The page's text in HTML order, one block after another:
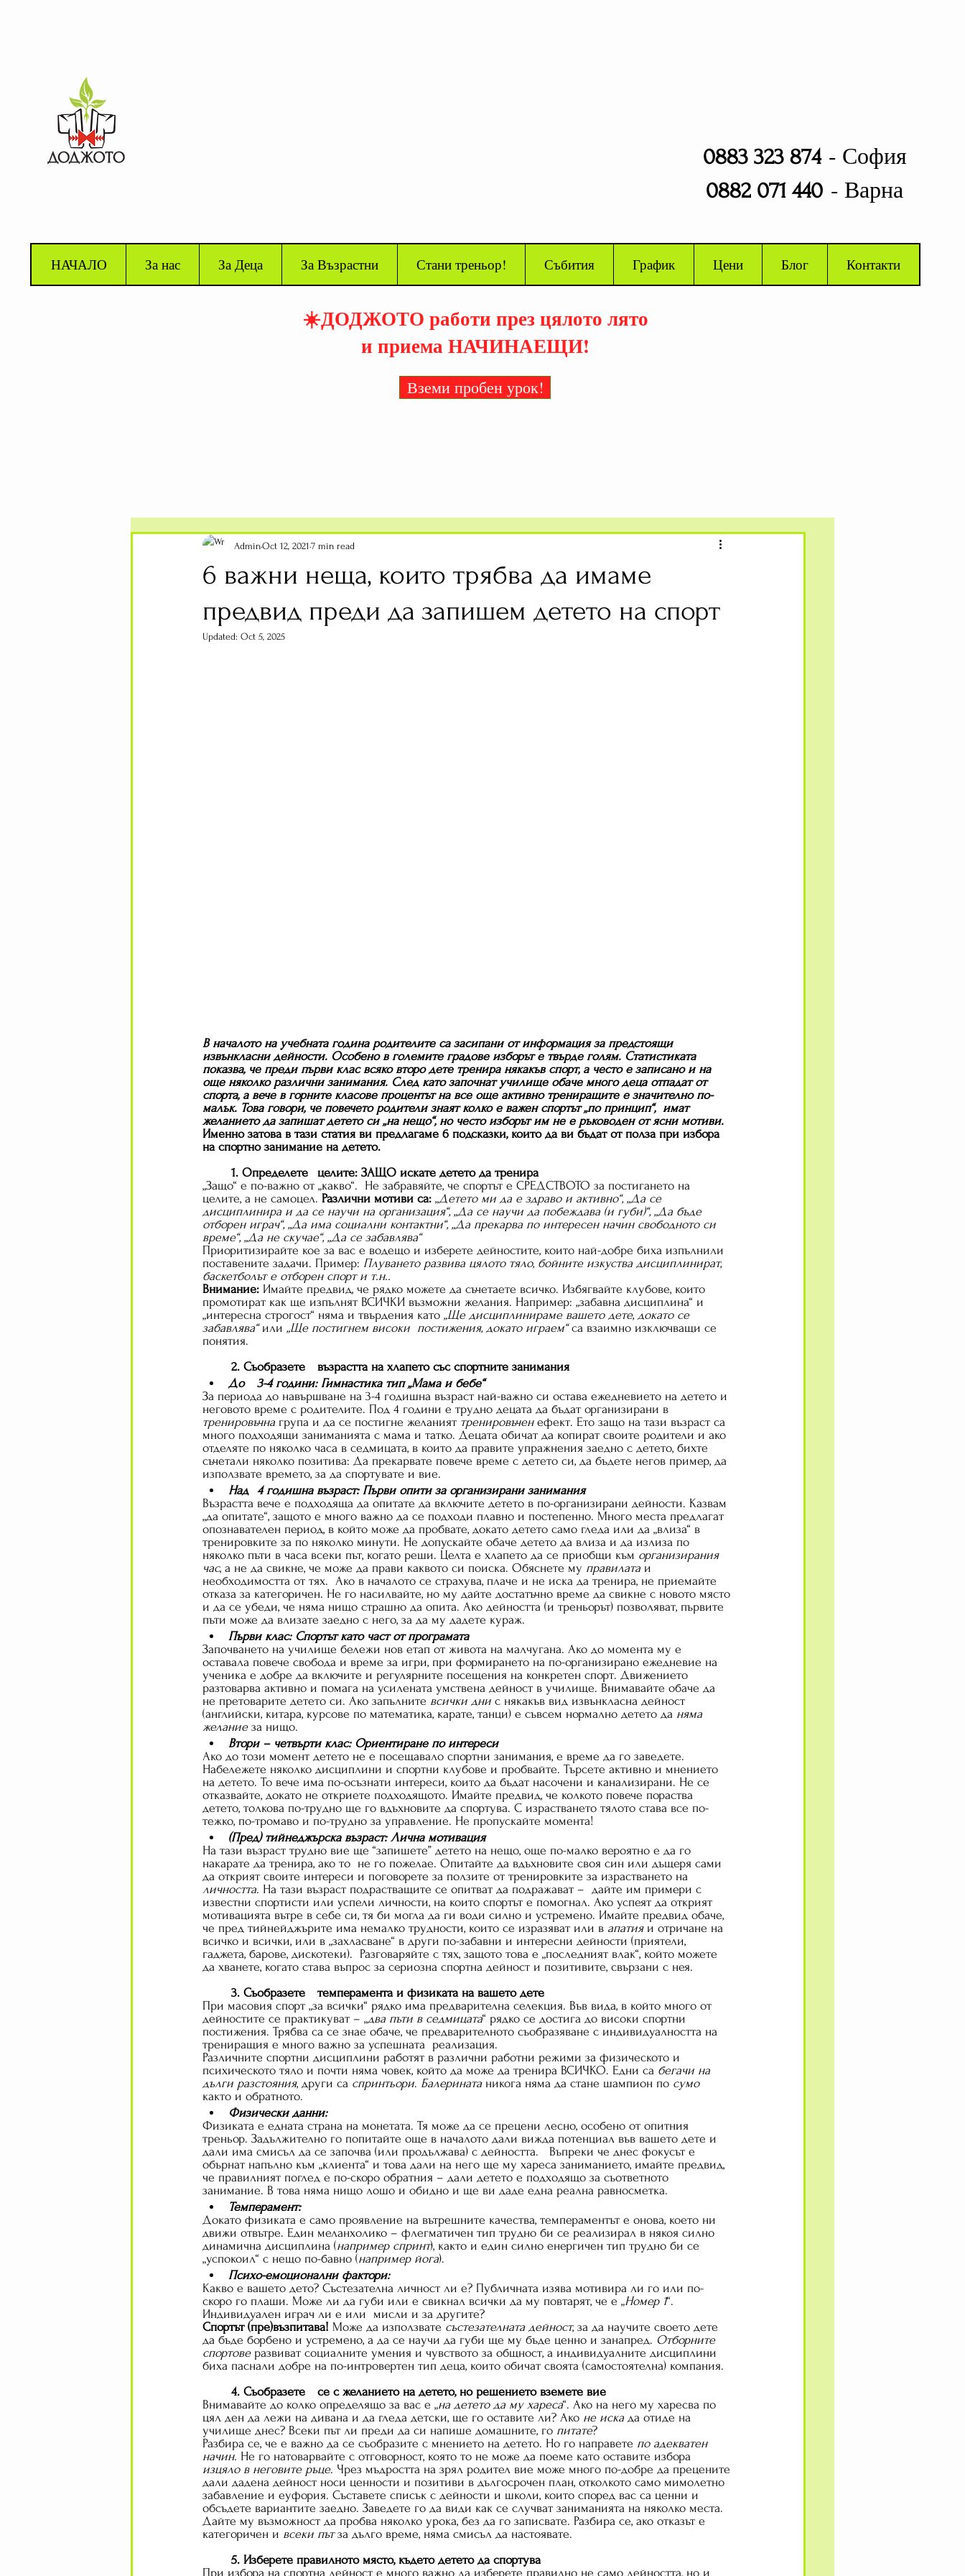
0883 323 874- София
0882 071 440 - Варна
НАЧАЛО За нас За Деца За Възрастни Стани треньор! Събития График Цени Блог Контакти
☀️ДОДЖОТО работи през цялото лято
и приема НАЧИНАЕЩИ!
Вземи пробен урок!
6 важни неща, които трябва да имаме
предвид преди да запишем детето на спорт
AdminOct 12, 2021 7 min read
Updated: Oct 5, 2025
В началото на учебната година родителите са засипани от информация за предстоящи
извънкласни дейности. Особено в големите градове изборът е твърде голям. Статистиката
показва, че преди първи клас всяко второ дете тренира някакъв спорт, а често е записано и на
още няколко различни занимания. След като започнат училище обаче много деца отпадат от
спорта, а вече в горните класове процентът на все още активно трениращите е значително по-
малък. Това говори, че повечето родители знаят колко е важен спортът „по принцип“,  имат
желанието да запишат детето си „на нещо“, но често изборът им не е ръководен от ясни мотиви.
Именно затова в тази статия ви предлагаме 6 подсказки, които да ви бъдат от полза при избора
на спортно занимание на детето.
1. Определете 	целите: ЗАЩО искате детето да тренира
„Защо“ е по-важно от „какво“.  Не забравяйте, че спортът е СРЕДСТВОТО за постигането на
целите, а не самоцел. Различни мотиви са: „Детето ми да е здраво и активно“, „Да се
дисциплинира и да се научи на организация“, „Да се научи да побеждава (и губи)“, „Да бъде
отборен играч“, „Да има социални контактни“, „Да прекарва по интересен начин свободното си
време“, „Да не скучае“, „Да се забавлява“
Приоритизирайте кое за вас е водещо и изберете дейностите, които най-добре биха изпълнили
поставените задачи. Пример: Плуването развива цялото тяло, бойните изкуства дисциплинират,
баскетболът е отборен спорт и т.н..
Внимание: Имайте предвид, че рядко можете да съчетаете всичко. Избягвайте клубове, които
промотират как ще изпълнят ВСИЧКИ възможни желания. Например: „забавна дисциплина“ и
„интересна строгост“ няма и твърдения като „Ще дисциплинираме вашето дете, докато се
забавлява“ или „Ще постигнем високи  постижения, докато играем“ са взаимно изключващи се
понятия.
2. Съобразете 	възрастта на хлапето със спортните занимания
До 	3-4 години: Гимнастика тип „Мама и бебе“
За периода до навършване на 3-4 годишна възраст най-важно си остава ежедневието на детето и
неговото време с родителите. Под 4 години е трудно децата да бъдат организирани в
тренировъчна група и да се постигне желаният тренировъчен ефект. Ето защо на тази възраст са
много подходящи заниманията с мама и татко. Децата обичат да копират своите родители и ако
отделяте по няколко часа в седмицата, в които да правите упражнения заедно с детето, бихте
съчетали няколко позитива: Да прекарвате повече време с детето си, да бъдете негов пример, да
използвате времето, за да спортувате и вие.
Над 	4 годишна възраст: Първи опити за организирани занимания
Възрастта вече е подходяща да опитате да включите детето в по-организирани дейности. Казвам
„да опитате“, защото е много важно да се подходи плавно и постепенно. Много места предлагат
опознавателен период, в който може да пробвате, докато детето само гледа или да „влиза“ в
тренировките за по няколко минути. Не допускайте обаче детето да влиза и да излиза по
няколко пъти в часа всеки път, когато реши. Целта е хлапето да се приобщи към организирания
час, а не да свикне, че може да прави каквото си поиска. Обяснете му правилата и
необходимостта от тях.  Ако в началото се страхува, плаче и не иска да тренира, не приемайте
отказа за категоричен. Не го насилвайте, но му дайте достатъчно време да свикне с новото място
и да се убеди, че няма нищо страшно да опита. Ако дейността (и треньорът) позволяват, първите
пъти може да влизате заедно с него, за да му дадете кураж.
Първи клас: Спортът като част от програмата
Започването на училище бележи нов етап от живота на малчугана. Ако до момента му е
оставала повече свобода и време за игри, при формирането на по-организирано ежедневие на
ученика е добре да включите и регулярните посещения на конкретен спорт. Движението
разтоварва активно и помага на усилената умствена дейност в училище. Внимавайте обаче да
не претоварите детето си. Ако запълните всички дни с някакъв вид извънкласна дейност
(английски, китара, курсове по математика, карате, танци) е съвсем нормално детето да няма
желание за нищо.
Втори – четвърти клас: Ориентиране по интереси
Ако до този момент детето не е посещавало спортни занимания, е време да го заведете.
Набележете няколко дисциплини и спортни клубове и пробвайте. Търсете активно и мнението
на детето. То вече има по-осъзнати интереси, които да бъдат насочени и канализирани. Не се
отказвайте, докато не откриете подходящото. Имайте предвид, че колкото повече пораства
детето, толкова по-трудно ще го вдъхновите да спортува. С израстването тялото става все по-
тежко, по-тромаво и по-трудно за управление. Не пропускайте момента!
(Пред) тийнеджърска възраст: Лична мотивация
На тази възраст трудно вие ще “запишете” детето на нещо, още по-малко вероятно е да го
накарате да тренира, ако то  не го пожелае. Опитайте да вдъхновите своя син или дъщеря сами
да открият своите интереси и поговорете за ползите от тренировките за израстването на
личността. На тази възраст подрастващите се опитват да подражават –  дайте им примери с
известни спортисти или успели личности, на които спортът е помогнал. Ако успеят да открият
мотивацията вътре в себе си, тя би могла да ги води силно и устремено. Имайте предвид обаче,
че пред тийнейджърите има немалко трудности, които се изразяват или в апатия и отричане на
всичко и всички, или в „захласване“ в други по-забавни и интересни дейности (приятели,
гаджета, барове, дискотеки).  Разговаряйте с тях, защото това е „последният влак“, който можете
да хванете, когато става въпрос за сериозна спортна дейност и позитивите, свързани с нея.
3. Съобразете 	темперамента и физиката на вашето дете
При масовия спорт „за всички“ рядко има предварителна селекция. Във вида, в който много от
дейностите се практикуват – „два пъти в седмицата“ рядко се достига до високи спортни
постижения. Трябва са се знае обаче, че предварителното съобразяване с индивидуалността на
трениращия е много важно за успешната  реализация.
Различните спортни дисциплини работят в различни работни режими за физическото и
психическото тяло и почти няма човек, който да може да тренира ВСИЧКО. Едни са бегачи на
дълги разстояния, други са спринтьори. Балерината никога няма да стане шампион по сумо
както и обратното.
Физически данни:
Физиката е едната страна на монетата. Тя може да се прецени лесно, особено от опитния
треньор. Задължително го попитайте още в началото дали вижда потенциал във вашето дете и
дали има смисъл да се започва (или продължава) с дейността.   Въпреки че днес фокусът е
обърнат напълно към „клиента“ и това дали на него ще му хареса заниманието, имайте предвид,
че правилният поглед е по-скоро обратния – дали детето е подходящо за съответното
занимание. В това няма нищо лошо и обидно и ще ви даде една реална равносметка.
Темперамент:
Докато физиката е само проявление на вътрешните качества, темпераментът е онова, което ни
движи отвътре. Един меланхолико – флегматичен тип трудно би се реализирал в някоя силно
динамична дисциплина (например спринт), както и един силно енергичен тип трудно би се
„успокоил“ с нещо по-бавно (например йога).
Психо-емоционални фактори:
Какво е вашето дето? Състезателна личност ли е? Публичната изява мотивира ли го или по-
скоро го плаши. Може ли да губи или е свикнал всички да му повтарят, че е „Номер 1“.
Индивидуален играч ли е или  мисли и за другите?
Спортът (пре)възпитава! Може да използвате състезателната дейност, за да научите своето дете
да бъде борбено и устремено, а да се научи да губи ще му бъде ценно и занапред. Отборните
спортове развиват социалните умения и чувството за общност, а индивидуалните дисциплини
биха паснали добре на по-интровертен тип деца, които обичат своята (самостоятелна) компания.
4. Съобразете 	се с желанието на детето, но решението вземете вие
Внимавайте до колко определящо за вас е „на детето да му хареса“. Ако на него му харесва по
цял ден да лежи на дивана и да гледа детски, ще го оставите ли? Ако не иска да отиде на
училище днес? Всеки път ли преди да си напише домашните, го питате?
Разбира се, че е важно да се съобразите с мнението на детето. Но го направете по адекватен
начин. Не го натоварвайте с отговорност, която то не може да поеме като оставите избора
изцяло в неговите ръце. Чрез мъдростта на зрял родител вие може много по-добре да прецените
дали дадена дейност носи ценности и позитиви в дългосрочен план, отколкото само мимолетно
забавление и еуфория. Съставете списък с дейности и школи, които според вас са ценни и
обсъдете вариантите заедно. Заведете го да види как се случват заниманията на няколко места.
Дайте му възможност да пробва няколко урока, без да го записвате. Разбира се, ако отказът е
категоричен и всеки път за дълго време, няма смисъл да настоявате.
5. Изберете правилното място, където детето да спортува
При избора на спортна дейност е много важно да изберете правилно не само дейността, но и